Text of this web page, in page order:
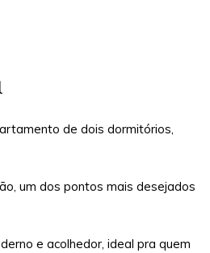
de dois dormitórios,
um dos pontos mais desejados
e acolhedor, ideal pra quem